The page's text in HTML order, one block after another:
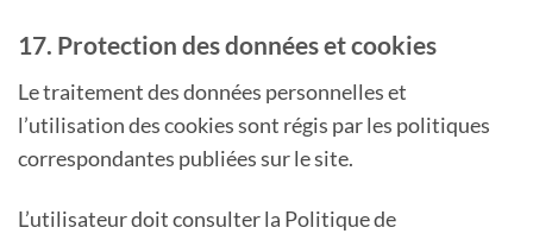
17. Protection des données et cookies
Le traitement des données personnelles et
l’utilisation des cookies sont régis par les politiques
correspondantes publiées sur le site.
L’utilisateur doit consulter la Politique de